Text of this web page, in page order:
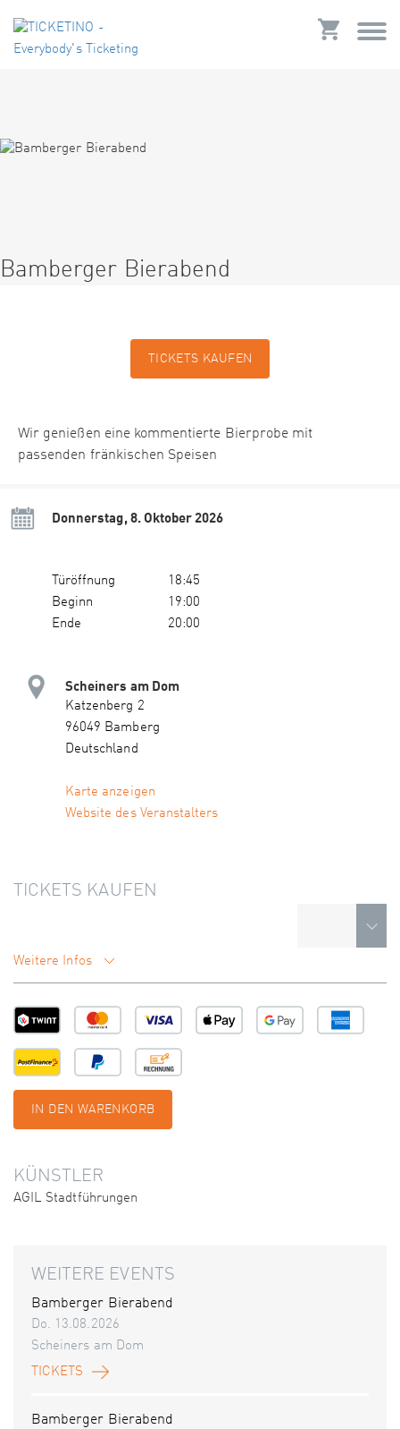
Bamberger Bierabend
TICKETS KAUFEN
Wir genießen eine kommentierte Bierprobe mit
passenden fränkischen Speisen
Donnerstag, 8. Oktober 2026
Türöffnung
18:45
Beginn
19:00
Ende
20:00
Scheiners am Dom
Katzenberg 2
96049 Bamberg
Deutschland
Karte anzeigen
Website des Veranstalters
TICKETS KAUFEN
Weitere Infos
IN DEN WARENKORB
KÜNSTLER
AGIL Stadtführungen
WEITERE EVENTS
Bamberger Bierabend
Do. 13.08.2026
Scheiners am Dom
TICKETS
Bamberger Bierabend